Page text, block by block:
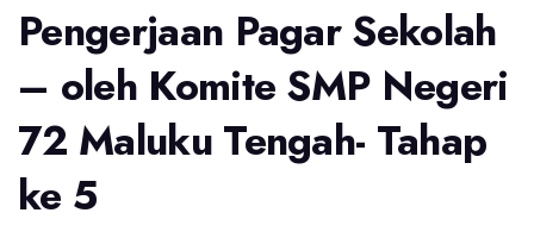
Pengerjaan Pagar Sekolah
– oleh Komite SMP Negeri
72 Maluku Tengah- Tahap
ke 5